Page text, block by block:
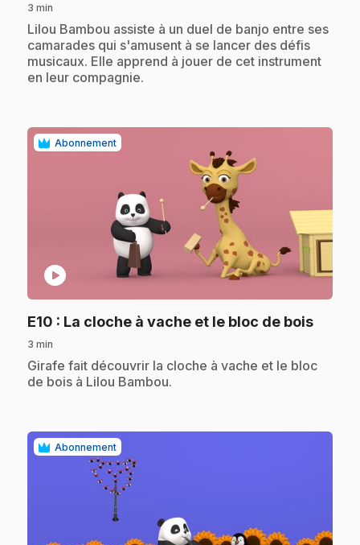
3 min
.Lilou Bambou assiste à un duel de banjo entre ses
camarades qui s'amusent à se lancer des défis
musicaux. Elle apprend à jouer de cet instrument
en leur compagnie.
Abonnement
play_circle
E10 : La cloche à vache et le bloc de bois.
3 min
.Girafe fait découvrir la cloche à vache et le bloc
de bois à Lilou Bambou.
Abonnement